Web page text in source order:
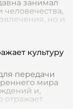
занимал
человечества,
но и
культуру
передачи
мира
и,
отражает